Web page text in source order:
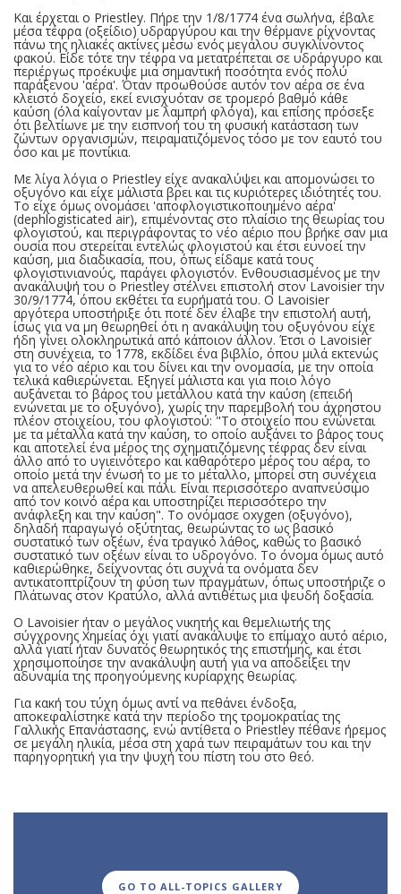
Και έρχεται ο Priestley. Πήρε την 1/8/1774 ένα σωλήνα, έβαλε
μέσα τέφρα (οξείδιο) υδραργύρου και την θέρμανε ρίχνοντας
πάνω της ηλιακές ακτίνες μέσω ενός μεγάλου συγκλίνοντος
φακού. Είδε τότε την τέφρα να μετατρέπεται σε υδράργυρο και
περιέργως προέκυψε μια σημαντική ποσότητα ενός πολύ
παράξενου 'αέρα'. Όταν προωθούσε αυτόν τον αέρα σε ένα
κλειστό δοχείο, εκεί ενισχυόταν σε τρομερό βαθμό κάθε
καύση (όλα καίγονταν με λαμπρή φλόγα), και επίσης πρόσεξε
ότι βελτίωνε με την εισπνοή του τη φυσική κατάσταση των
ζώντων οργανισμών, πειραματιζόμενος τόσο με τον εαυτό του
όσο και με ποντίκια.
Με λίγα λόγια ο Priestley είχε ανακαλύψει και απομονώσει το
οξυγόνο και είχε μάλιστα βρει και τις κυριότερες ιδιότητές του.
Το είχε όμως ονομάσει 'αποφλογιστικοποιημένο αέρα'
(dephlogisticated air), επιμένοντας στο πλαίσιο της θεωρίας του
φλογιστού, και περιγράφοντας το νέο αέριο που βρήκε σαν μια
ουσία που στερείται εντελώς φλογιστού και έτσι ευνοεί την
καύση, μια διαδικασία, που, όπως είδαμε κατά τους
φλογιστινιανούς, παράγει φλογιστόν. Ενθουσιασμένος με την
ανακάλυψή του ο Priestley στέλνει επιστολή στον Lavoisier την
30/9/1774, όπου εκθέτει τα ευρήματά του. Ο Lavoisier
αργότερα υποστήριξε ότι ποτέ δεν έλαβε την επιστολή αυτή,
ίσως για να μη θεωρηθεί ότι η ανακάλυψη του οξυγόνου είχε
ήδη γίνει ολοκληρωτικά από κάποιον άλλον. Έτσι ο Lavoisier
στη συνέχεια, το 1778, εκδίδει ένα βιβλίο, όπου μιλά εκτενώς
για το νέο αέριο και του δίνει και την ονομασία, με την οποία
τελικά καθιερώνεται. Εξηγεί μάλιστα και για ποιο λόγο
αυξάνεται το βάρος του μετάλλου κατά την καύση (επειδή
ενώνεται με το οξυγόνο), χωρίς την παρεμβολή του άχρηστου
πλέον στοιχείου, του φλογιστού: "Το στοιχείο που ενώνεται
με τα μέταλλα κατά την καύση, το οποίο αυξάνει το βάρος τους
και αποτελεί ένα μέρος της σχηματιζόμενης τέφρας δεν είναι
άλλο από το υγιεινότερο και καθαρότερο μέρος του αέρα, το
οποίο μετά την ένωσή το με το μέταλλο, μπορεί στη συνέχεια
να απελευθερωθεί και πάλι. Είναι περισσότερο αναπνεύσιμο
από τον κοινό αέρα και υποστηρίζει περισσότερο την
ανάφλεξη και την καύση". Το ονόμασε oxygen (οξυγόνο),
δηλαδή παραγωγό οξύτητας, θεωρώντας το ως βασικό
συστατικό των οξέων, ένα τραγικό λάθος, καθώς το βασικό
συστατικό των οξέων είναι το υδρογόνο. Το όνομα όμως αυτό
καθιερώθηκε, δείχνοντας ότι συχνά τα ονόματα δεν
αντικατοπτρίζουν τη φύση των πραγμάτων, όπως υποστήριζε ο
Πλάτωνας στον Κρατύλο, αλλά αντιθέτως μια ψευδή δοξασία.
Ο Lavoisier ήταν ο μεγάλος νικητής και θεμελιωτής της
σύγχρονης Χημείας όχι γιατί ανακάλυψε το επίμαχο αυτό αέριο,
αλλά γιατί ήταν δυνατός θεωρητικός της επιστήμης, και έτσι
χρησιμοποίησε την ανακάλυψη αυτή για να αποδείξει την
αδυναμία της προηγούμενης κυρίαρχης θεωρίας.
Για κακή του τύχη όμως αντί να πεθάνει ένδοξα,
αποκεφαλίστηκε κατά την περίοδο της τρομοκρατίας της
Γαλλικής Επανάστασης, ενώ αντίθετα ο Priestley πέθανε ήρεμος
σε μεγάλη ηλικία, μέσα στη χαρά των πειραμάτων του και την
παρηγορητική για την ψυχή του πίστη του στο θεό.
GO TO ALL-TOPICS GALLERY